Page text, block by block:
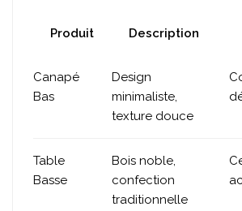
Produit Description
Canapé
Bas
Design
minimaliste,
texture douce
Table
Basse
Bois noble,
confection
traditionnelle